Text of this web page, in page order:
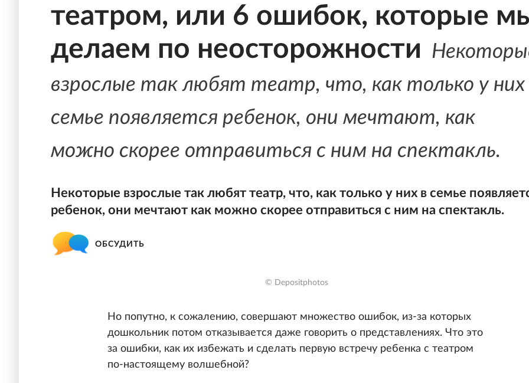
театром, или 6 ошибок, которые
делаем по неосторожности
взрослые так любят театр, что, как только у них
семье появляется ребенок, они мечтают, как
можно скорее отправиться с ним на спектакль.
Некоторые взрослые так любят театр, что, как только у них в семье
ребенок, они мечтают как можно скорее отправиться с ним на спектакль.
ОБСУДИТЬ
© Depositphotos
Но попутно, к сожалению, совершают множество ошибок, из-за которых
дошкольник потом отказывается даже говорить о представлениях. Что это
за ошибки, как их избежать и сделать первую встречу ребенка с театром
по-настоящему волшебной?